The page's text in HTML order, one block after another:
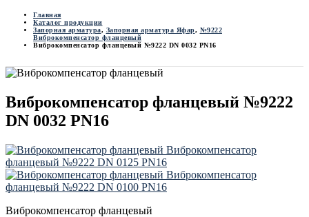
Главная
Каталог продукции
Запорная арматура, Запорная арматура Яфар, №9222
Виброкомпенсатор фланцевый
Виброкомпенсатор фланцевый №9222 DN 0032 PN16
Виброкомпенсатор фланцевый №9222
DN 0032 PN16
Виброкомпенсатор
фланцевый №9222 DN 0125 PN16
Виброкомпенсатор
фланцевый №9222 DN 0100 PN16
Виброкомпенсатор фланцевый